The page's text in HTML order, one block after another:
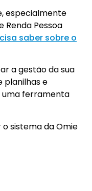
especialmente
Renda Pessoa
saber sobre o
a gestão da sua
planilhas e
uma ferramenta
sistema da Omie